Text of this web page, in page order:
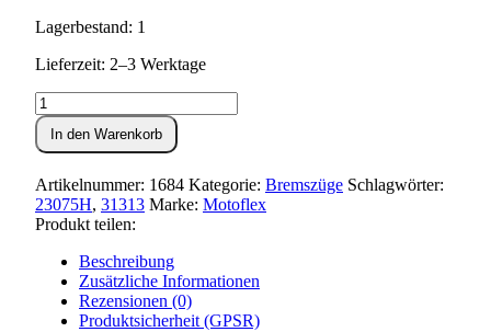
Lagerbestand: 1
Lieferzeit: 2–3 Werktage
Bremszug
vorn
SR2
Menge
In den Warenkorb
Artikelnummer: 1684 Kategorie: Bremszüge Schlagwörter:
23075H, 31313 Marke: Motoflex
Produkt teilen:
Beschreibung
Zusätzliche Informationen
Rezensionen (0)
Produktsicherheit (GPSR)